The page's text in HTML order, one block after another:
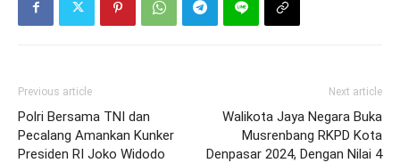
Previous article
Polri Bersama TNI dan
Pecalang Amankan Kunker
Presiden RI Joko Widodo
Next article
Walikota Jaya Negara Buka
Musrenbang RKPD Kota
Denpasar 2024, Dengan Nilai 4